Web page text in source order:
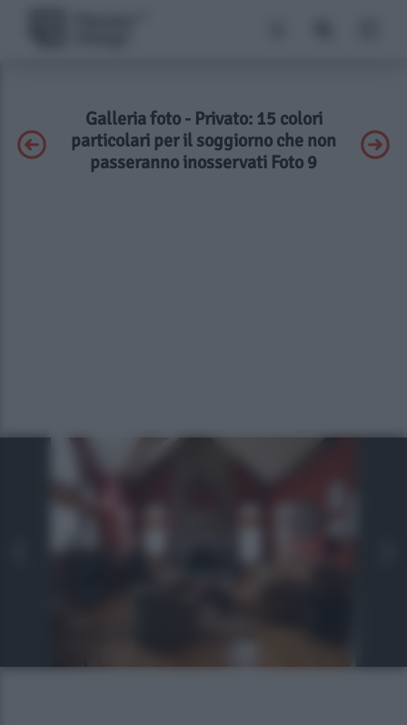
Galleria foto - Privato: 15 colori
particolari per il soggiorno che non
passeranno inosservati Foto 9